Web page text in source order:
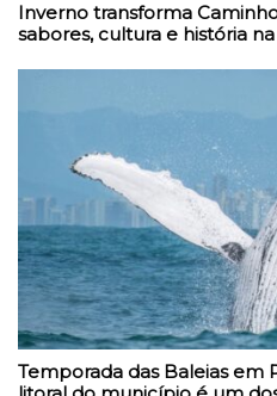
Inverno transforma
sabores, cultura e história
Temporada das Baleias em